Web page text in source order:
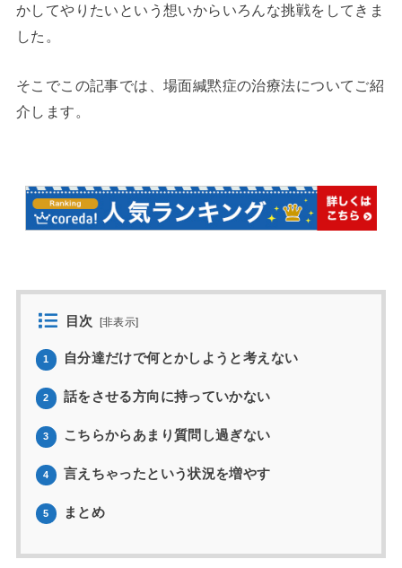
かしてやりたいという想いからいろんな挑戦をしてきま
した。
そこでこの記事では、場面緘黙症の治療法についてご紹
介します。
目次 [非表示]
1 自分達だけで何とかしようと考えない
2 話をさせる方向に持っていかない
3 こちらからあまり質問し過ぎない
4 言えちゃったという状況を増やす
5 まとめ